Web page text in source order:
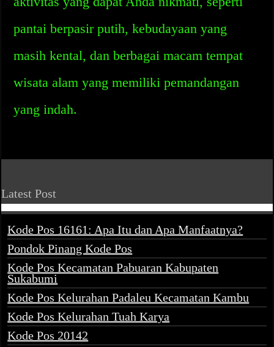
pantai berpasir putih, kebudayaan yang
masih kental, dan berbagai macam tempat
wisata alam yang memiliki pemandangan
yang indah.
Latest Post
Kode Pos 16161: Apa Itu dan Apa Manfaatnya?
Pondok Pinang Kode Pos
Kode Pos Kecamatan Pabuaran Kabupaten
Sukabumi
Kode Pos Kelurahan Padaleu Kecamatan Kambu
Kode Pos Kelurahan Tuah Karya
Kode Pos 20142